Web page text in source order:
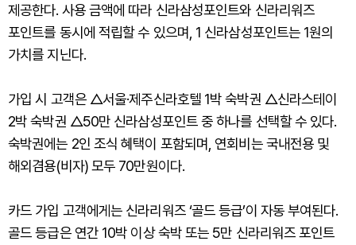
제공한다. 사용 금액에 따라 신라삼성포인트와 신라리워즈
포인트를 동시에 적립할 수 있으며, 1 신라삼성포인트는 1원의
가치를 지닌다.
가입 시 고객은 △서울·제주신라호텔 1박 숙박권 △신라스테이
2박 숙박권 △50만 신라삼성포인트 중 하나를 선택할 수 있다.
숙박권에는 2인 조식 혜택이 포함되며, 연회비는 국내전용 및
해외겸용(비자) 모두 70만원이다.
카드 가입 고객에게는 신라리워즈 ‘골드 등급’이 자동 부여된다.
골드 등급은 연간 10박 이상 숙박 또는 5만 신라리워즈 포인트